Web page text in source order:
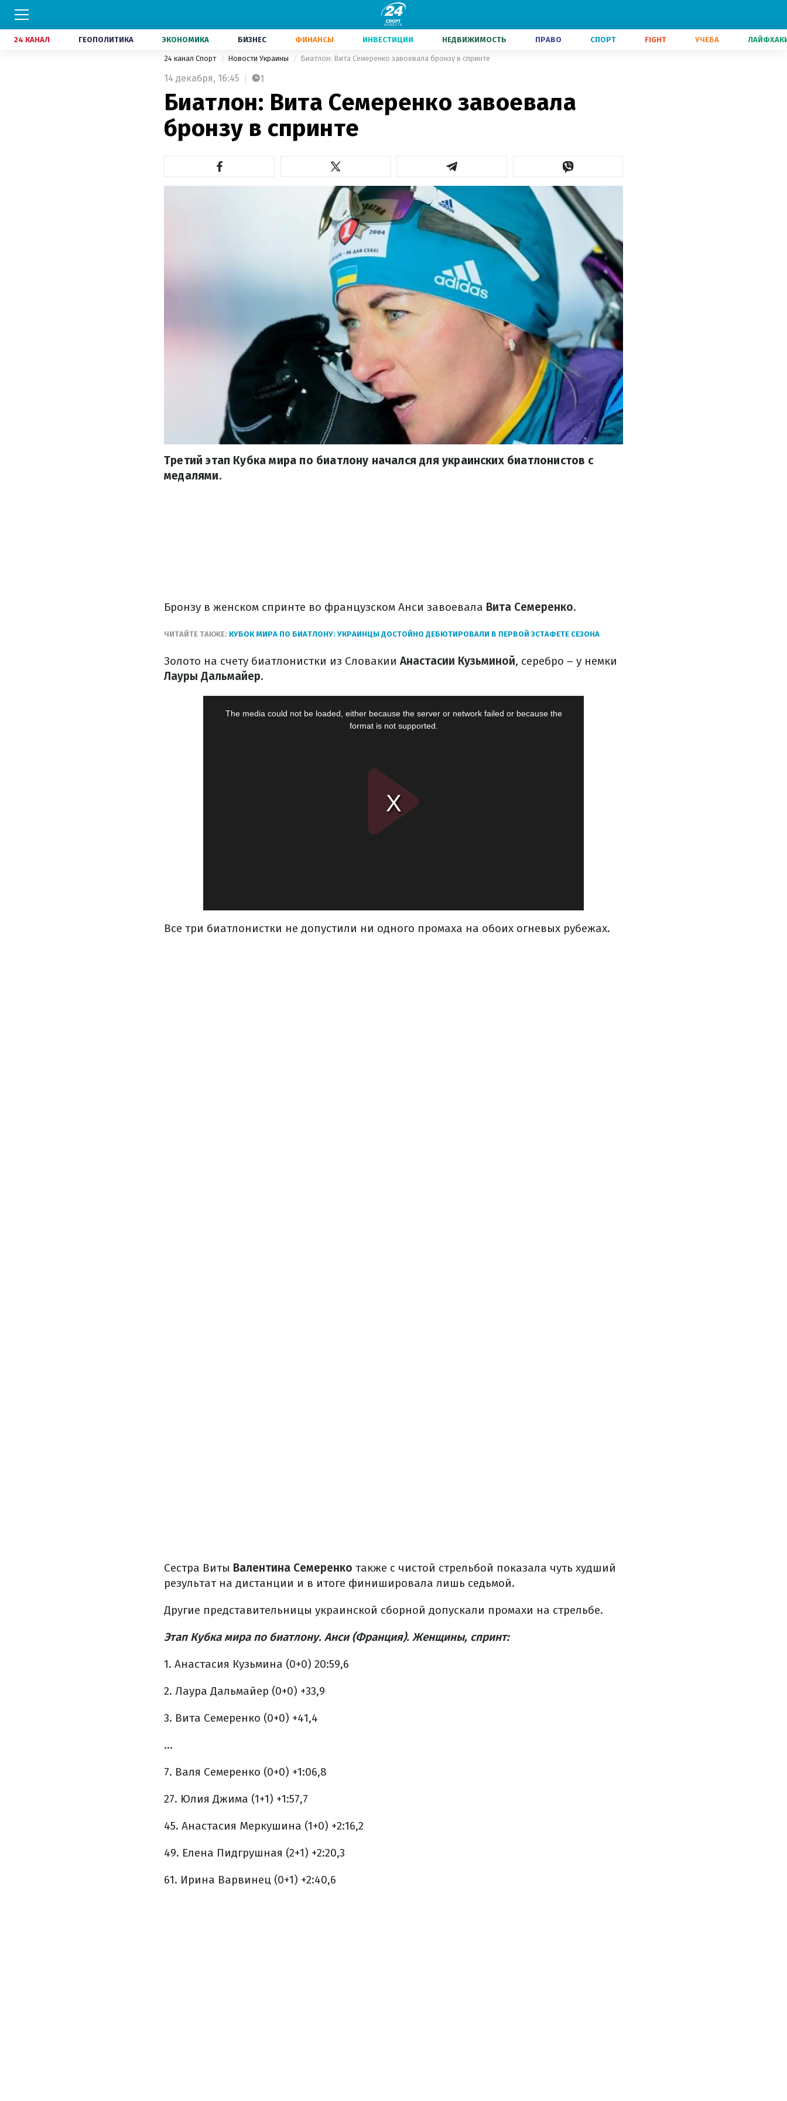
24 КАНАЛ ГЕОПОЛИТИКА ЭКОНОМИКА БИЗНЕС ФИНАНСЫ ИНВЕСТИЦИИ НЕДВИЖИМОСТЬ ПРАВО СПОРТ FIGHT УЧЕБА
24 канал Спорт Новости Украины Биатлон: Вита Семеренко завоевала бронзу в спринте
14 декабря, 16:45 1
Биатлон: Вита Семеренко завоевала
бронзу в спринте
Третий этап Кубка мира по биатлону начался для украинских биатлонистов с
медалями.
Бронзу в женском спринте во французском Анси завоевала Вита Семеренко.
ЧИТАЙТЕ ТАКЖЕ: КУБОК МИРА ПО БИАТЛОНУ: УКРАИНЦЫ ДОСТОЙНО ДЕБЮТИРОВАЛИ В ПЕРВОЙ ЭСТАФЕТЕ СЕЗОНА
Золото на счету биатлонистки из Словакии Анастасии Кузьминой, серебро – у немки
Лауры Дальмайер.
Все три биатлонистки не допустили ни одного промаха на обоих огневых рубежах.
Сестра Виты Валентина Семеренко также с чистой стрельбой показала чуть худший
результат на дистанции и в итоге финишировала лишь седьмой.
Другие представительницы украинской сборной допускали промахи на стрельбе.
Этап Кубка мира по биатлону. Анси (Франция). Женщины, спринт:
1. Анастасия Кузьмина (0+0) 20:59,6
2. Лаура Дальмайер (0+0) +33,9
3. Вита Семеренко (0+0) +41,4
...
7. Валя Семеренко (0+0) +1:06,8
27. Юлия Джима (1+1) +1:57,7
45. Анастасия Меркушина (1+0) +2:16,2
49. Елена Пидгрушная (2+1) +2:20,3
61. Ирина Варвинец (0+1) +2:40,6